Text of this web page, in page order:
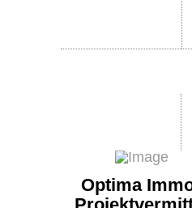
Optima